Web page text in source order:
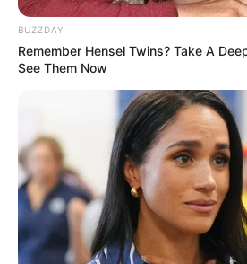
habitatnya di alam ini
BUZZDAY
Remember Hensel Twins? Take A
See Them Now